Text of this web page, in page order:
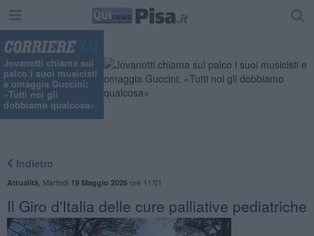
Jovanotti chiama sul
palco i suoi musicisti
e omaggia Guccini:
«Tutti noi gli
dobbiamo qualcosa»
Indietro
Attualità Martedì 19 Maggio 2026ore 11:01
Il Giro d'Italia delle cure palliative pediatriche